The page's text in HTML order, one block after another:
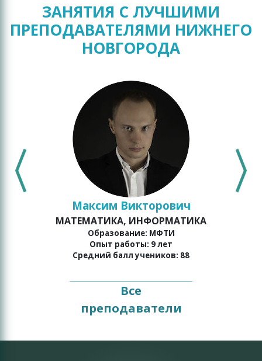
ЗАНЯТИЯ С ЛУЧШИМИ
ПРЕПОДАВАТЕЛЯМИ НИЖНЕГО
НОВГОРОДА
Максим Викторович
МАТЕМАТИКА, ИНФОРМАТИКА
Образование: МФТИ
Опыт работы: 9 лет
Средний балл учеников: 88
Все
преподаватели